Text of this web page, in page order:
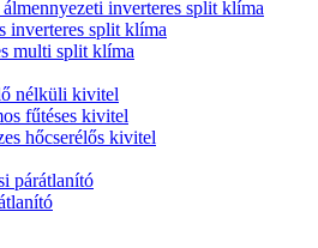
álmennyezeti inverteres split klíma
inverteres split klíma
multi split klíma
nélküli kivitel
fűtéses kivitel
hőcserélős kivitel
párátlanító